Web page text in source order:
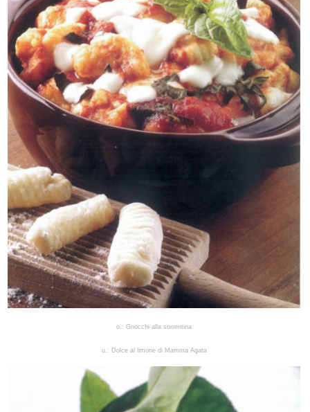
o.: Gnocchi alla sorrentina
u.: Dolce al limone di Mamma Agata